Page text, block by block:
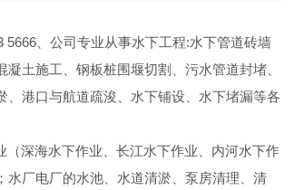
、公司专业从事水下工程:水下管道砖墙
土施工、钢板桩围堰切割、污水管道封堵、
港口与航道疏浚、水下铺设、水下堵漏等各
深海水下作业、长江水下作业、内河水下作
厂电厂的水池、水道清淤、泵房清理、清